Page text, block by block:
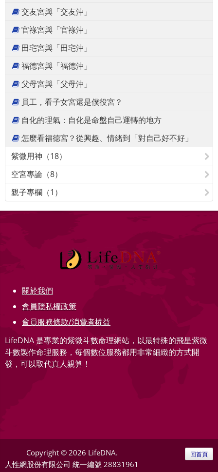
交友宮與「交友沖」
官祿宮與「官祿沖」
田宅宮與「田宅沖」
福德宮與「福德沖」
父母宮與「父母沖」
員工，看子女宮還是僕役宮？
自化的理氣：自化是命盤自己運轉的地方
怎麼看福德宮？從興趣、情緒到「對自己好不好」
紫微用神（18）
空宮專論（8）
親子專欄（1）
關於我們
會員隱私權政策
會員服務條款/消費者權益
LifeDNA 是專業的紫微斗數命理網站，以最特殊的飛星紫微
斗數製作命理服務，每個數位服務都用非常細緻的方式開
發，可以取代真人親算！
Copyright © 2026 LifeDNA.
人性網股份有限公司 統一編號 28831961
回首頁